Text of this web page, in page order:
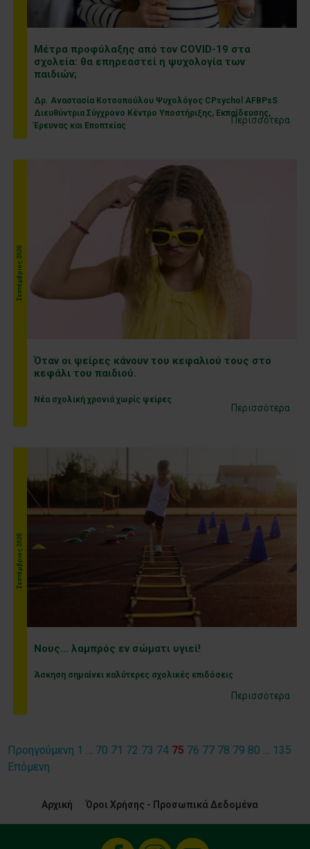
Μέτρα προφύλαξης από τον COVID-19 στα
σχολεία: θα επηρεαστεί η ψυχολογία των
παιδιών;
Δρ. Αναστασία Κοτσοπούλου Ψυχολόγος CPsychol AFBPsS
Διευθύντρια Σύγχρονο Κέντρο Υποστήριξης, Εκπαίδευσης,
Έρευνας και Εποπτείας
Περισσότερα
Σεπτέμβριος 2020
Όταν οι ψείρες κάνουν του κεφαλιού τους στο
κεφάλι του παιδιού.
Νέα σχολική χρονιά χωρίς ψείρες
Περισσότερα
Σεπτέμβριος 2020
Νους… λαμπρός εν σώματι υγιεί!
Άσκηση σημαίνει καλύτερες σχολικές επιδόσεις
Περισσότερα
Σελιδοποίηση
Προηγούμενη 1 … 70 71 72 73 74 75 76 77 78 79 80 … 135
Επόμενη
Αρχική Όροι Χρήσης - Προσωπικά Δεδομένα